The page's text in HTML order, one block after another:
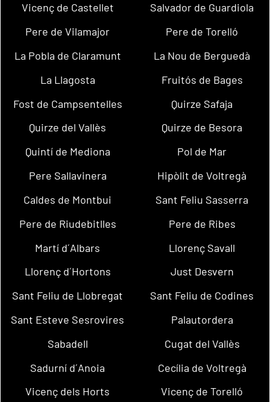
Vicenç de Castellet
Salvador de Guardiola
Pere de Vilamajor
Pere de Torelló
La Pobla de Claramunt
La Nou de Berguedà
La Llagosta
Fruitós de Bages
Fost de Campsentelles
Quirze Safaja
Quirze del Vallès
Quirze de Besora
Quintí de Mediona
Pol de Mar
Pere Sallavinera
Hipòlit de Voltregà
Caldes de Montbui
Sant Feliu Sasserra
Pere de Riudebitlles
Pere de Ribes
Martí d´Albars
Llorenç Savall
Llorenç d´Hortons
Just Desvern
Sant Feliu de Llobregat
Sant Feliu de Codines
Sant Esteve Sesrovires
Palautordera
Sabadell
Cugat del Vallès
Sadurní d´Anoia
Cecília de Voltregà
Vicenç dels Horts
Vicenç de Torelló